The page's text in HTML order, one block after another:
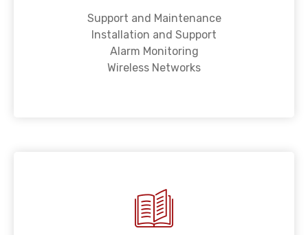
Support and Maintenance
Installation and Support
Alarm Monitoring
Wireless Networks